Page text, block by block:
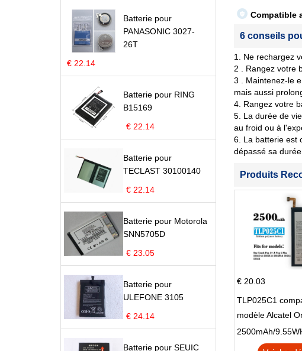
Batterie pour
PANASONIC 3027-
26T
€ 22.14
Batterie pour RING
B15169
€ 22.14
Batterie pour
TECLAST 30100140
€ 22.14
Batterie pour Motorola
SNN5705D
€ 23.05
Batterie pour
ULEFONE 3105
€ 24.14
Batterie pour SEUIC
Compatible
6 conseils
1. Ne rechargez
2 . Rangez votre
3 . Maintenez-le
mais aussi
4. Rangez votre
5. La durée de
au froid ou à
6. La batterie est
dépassé sa
Produits
€ 20.03
TLP025C1
modèle Alcatel
Pop 4 Plus OT-